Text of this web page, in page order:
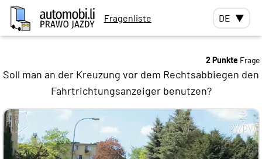
Fragenliste DE ▼
2 Punkte Frage
Soll man an der Kreuzung vor dem Rechtsabbiegen den
Fahrtrichtungsanzeiger benutzen?